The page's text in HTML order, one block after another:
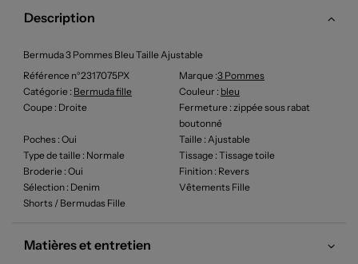
Description
Bermuda 3 Pommes Bleu Taille Ajustable
Référence n°2317075PX
Marque :3 Pommes
Catégorie : Bermuda fille Couleur : bleu
Coupe : Droite Fermeture : zippée sous rabat
boutonné
Poches : Oui Taille : Ajustable
Type de taille : Normale Tissage : Tissage toile
Broderie : Oui Finition : Revers
Sélection : Denim
Vêtements Fille
Shorts / Bermudas Fille
Matières et entretien